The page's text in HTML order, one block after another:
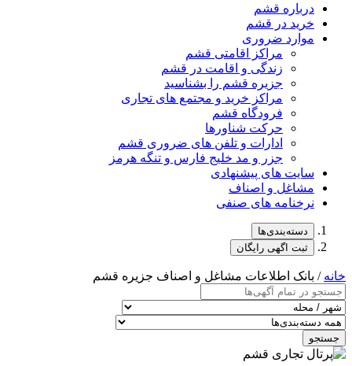
درباره قشم
خرید در قشم
موارد ضروری
مراکز اقامتی قشم
زندگی و اقامت در قشم
جزیره قشم را بشناسید
مراکز خرید و مجتمع های تجاری
فرودگاه قشم
حرکت شناورها
ادارات و تلفن های ضروری قشم
جزر و مد خلیج فارس و تنگه هرمز
سایت های پیشنهادی
مشاغل و اصناف
نرخنامه های صنفی
دسته‌بندی‌ها
ثبت اگهی رایگان
خانه / بانک اطلاعات مشاغل و اصناف جزیره قشم
جستجو